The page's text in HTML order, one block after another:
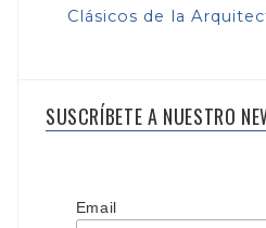
Clásicos de la
SUSCRÍBETE A NUESTRO
Email